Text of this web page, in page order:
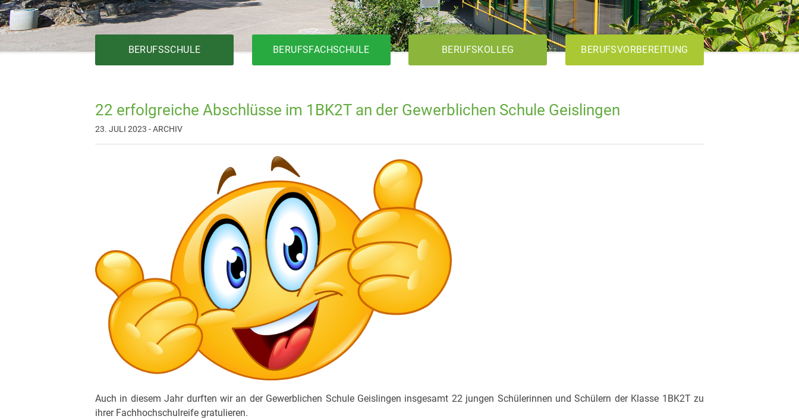
BERUFSSCHULE
Bautechnik
Elektrotechnik
BERUFSFACHSCHULE
Holztechnik
Metalltechnik
Elektrotechnik
BERUFSKOLLEG
1BKFH
BERUFSVORBEREITUNG
AVdual
VABO
22 erfolgreiche Abschlüsse im 1BK2T an der Gewerblichen Schule Geislingen
23. JULI 2023 - ARCHIV
Auch in diesem Jahr durften wir an der Gewerblichen Schule Geislingen insgesamt 22 jungen Schülerinnen und Schülern der Klasse 1BK2T zu
ihrer Fachhochschulreife gratulieren.